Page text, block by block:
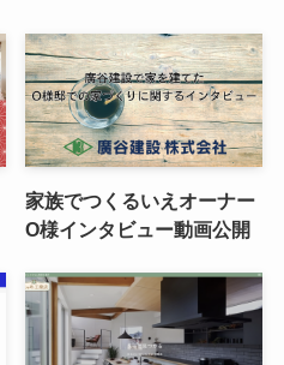
家族でつくるいえオーナー
O様インタビュー動画公開